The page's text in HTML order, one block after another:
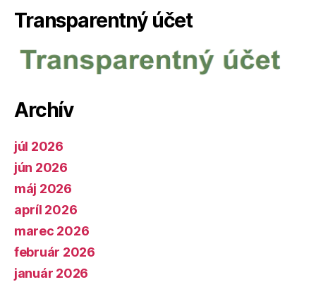
Transparentný účet
Archív
júl 2026
jún 2026
máj 2026
apríl 2026
marec 2026
február 2026
január 2026